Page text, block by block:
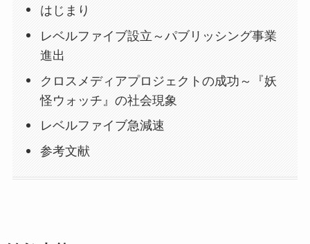
はじまり
レベルファイブ設立～パブリッシング事業
進出
クロスメディアプロジェクトの成功～『妖
怪ウォッチ』の社会現象
レベルファイブ急減速
参考文献